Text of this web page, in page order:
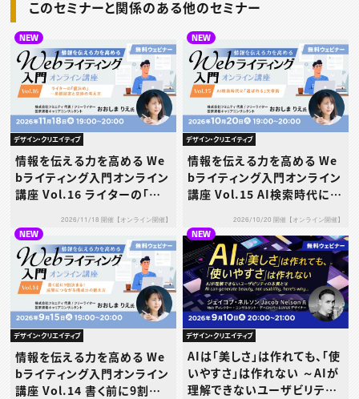
このセミナーと関係のある他のセミナー
NEW
デザイン・クリエイティブ
情報を伝える力を高める We
bライティング入門オンライン
講座 Vol.16 ライターの「値
え方
2026/11/18 開催【オンライン開催】
NEW
デザイン・クリエイティブ
情報を伝える力を高める We
bライティング入門オンライン
講座 Vol.15 AI検索時代に
2026/10/20 開催【オンライン開催】
NEW
デザイン・クリエイティブ
情報を伝える力を高める We
bライティング入門オンライン
講座 Vol.14 書く前に9割決
NEW
デザイン・クリエイティブ
AIは「美しさ」は作れても、「使
いやすさ」は作れない ～AIが
理解できないユーザビリティ